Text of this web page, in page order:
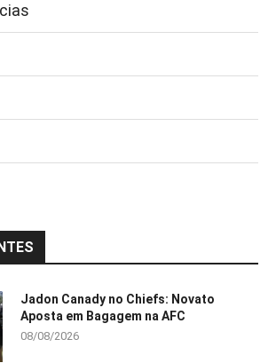
Jadon Canady no Chiefs: Novato
Aposta em Bagagem na AFC
08/08/2026